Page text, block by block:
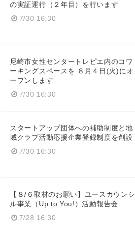
の実証運行（２年目）を行います
7/30 16:30
尼崎市女性センタートレピエ内のコワ
ーキングスペースを ８月４日(火)にオ
ープンします
7/30 16:30
スタートアップ団体への補助制度と地
域クラブ活動応援企業登録制度を創設
7/30 16:30
【８/６取材のお願い】ユースカウンシ
ル事業（Up to You!）活動報告会
7/28 16:30